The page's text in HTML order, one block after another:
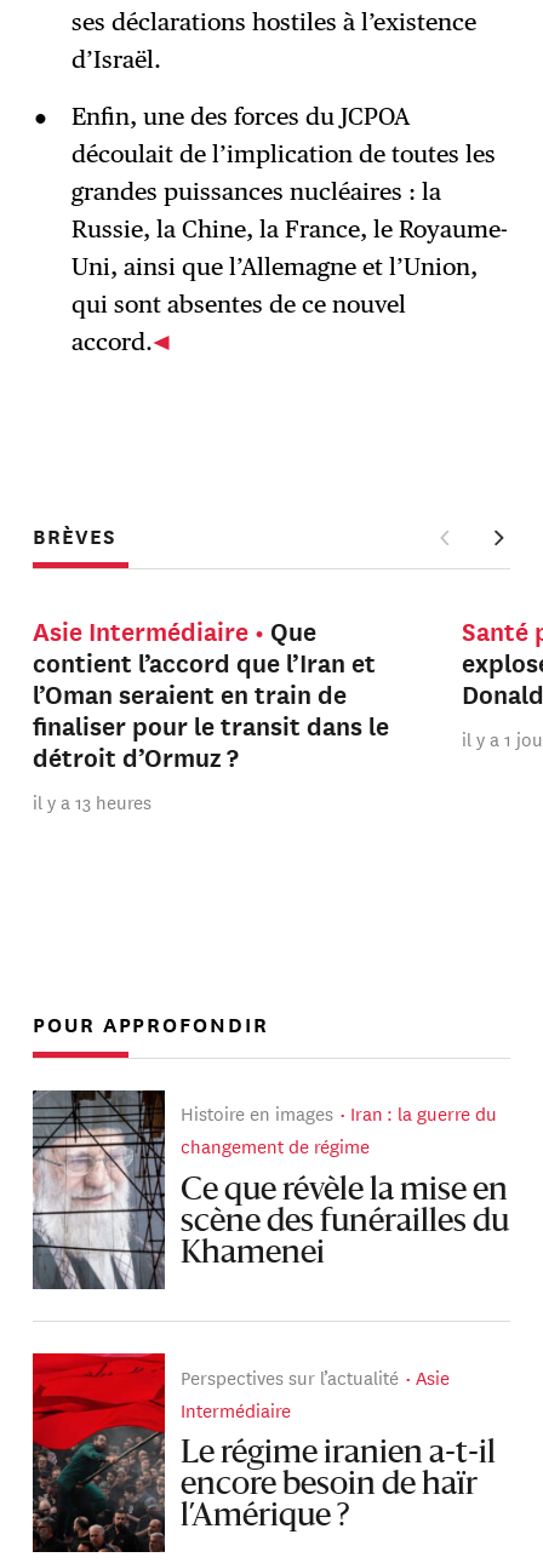
ses déclarations hostiles à l’existence
d’Israël.
Enfin, une des forces du JCPOA
découlait de l’implication de toutes les
grandes puissances nucléaires : la
Russie, la Chine, la France, le Royaume-
Uni, ainsi que l’Allemagne et l’Union,
qui sont absentes de ce nouvel
accord.
BRÈVES
Asie Intermédiaire
Que
contient l’accord que l’Iran et
l’Oman seraient en train de
finaliser pour le transit dans le
détroit d’Ormuz ?
il y a 13 heures
Santé
il y a 1
POUR APPROFONDIR
Histoire en images
Iran : la guerre du
changement de régime
Ce que révèle la mise en
scène des funérailles du
Khamenei
Perspectives sur l’actualité
Asie
Intermédiaire
Le régime iranien a-t-il
encore besoin de haïr
l’Amérique ?